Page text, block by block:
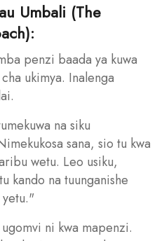
Umbali (The
penzi baada ya kuwa
ukimya. Inalenga
na siku
sana, sio tu kwa
wetu. Leo usiku,
kando na tuunganishe
ni kwa mapenzi.